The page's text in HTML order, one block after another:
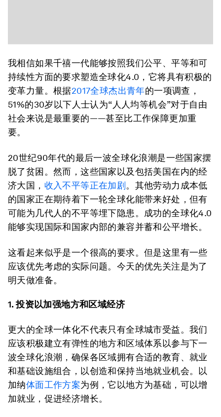
我相信如果千禧一代能够按照我们公平、平等和可
持续性方面的要求塑造全球化4.0，它将具有积极的
变革力量。根据2017全球杰出青年的一项调查，
51%的30岁以下人士认为“人人均等机会”对于自由
社会来说是最重要的——甚至比工作保障更加重
要。
20世纪90年代的最后一波全球化浪潮是一些国家摆
脱了贫困。然而，这些国家以及包括美国在内的经
济大国， 收入不平等正在加剧 。其他劳动力成本低
的国家正在期待着下一轮全球化能带来好处，但有
可能为几代人的不平等埋下隐患。成功的全球化4.0
能够实现国际和国家内部的兼容并蓄和公平增长。
这看起来似乎是一个很高的要求。但是这里有一些
应该优先考虑的实际问题。今天的优先关注是为了
明天做准备。
1. 投资以加强地方和区域经济
更大的全球一体化不代表只有全球城市受益。我们
应该积极建立有弹性的地方和区域体系以参与下一
波全球化浪潮，确保各区域拥有合适的教育、就业
和基础设施组合，以创造和保持当地就业机会。以
加纳体面工作方案为例，它以地方为基础，可以增
加就业，促进经济增长。